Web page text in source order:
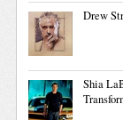
Drew
Shia